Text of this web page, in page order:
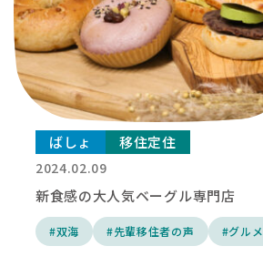
ばしょ 移住定住
2024.02.09
新食感の大人気ベーグル専門店
#双海 #先輩移住者の声 #グルメ